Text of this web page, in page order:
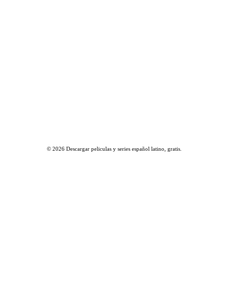
© 2026 Descargar peliculas y series español latino, gratis.